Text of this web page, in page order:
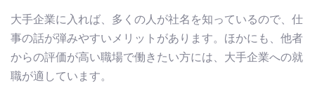
大手企業に入れば、多くの人が社名を知っているので、仕
事の話が弾みやすいメリットがあります。ほかにも、他者
からの評価が高い職場で働きたい方には、大手企業への就
職が適しています。